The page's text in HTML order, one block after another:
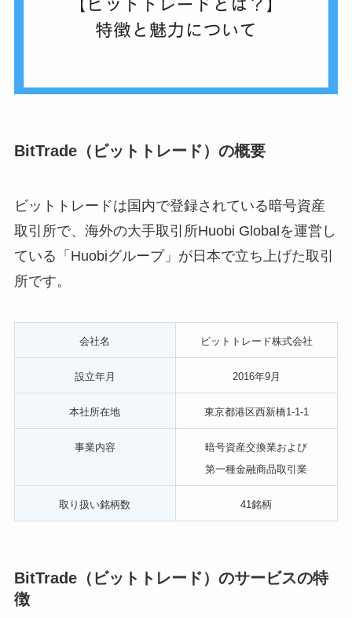
BitTrade（ビットトレード）の概要
ビットトレードは国内で登録されている暗号資産
取引所で、海外の大手取引所Huobi Globalを運営し
ている「Huobiグループ」が日本で立ち上げた取引
所です。
会社名 ビットトレード株式会社
設立年月 2016年9月
本社所在地 東京都港区西新橋1-1-1
事業内容
暗号資産交換業および
第一種金融商品取引業
取り扱い銘柄数 41銘柄
BitTrade（ビットトレード）のサービスの特
徴